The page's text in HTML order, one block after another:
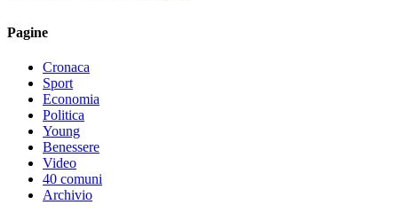
Pagine
Cronaca
Sport
Economia
Politica
Young
Benessere
Video
40 comuni
Archivio